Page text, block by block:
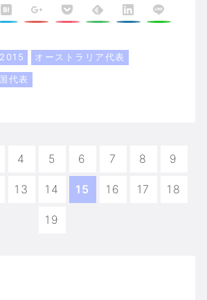
オーストラリア代表
代表
4 5 6 7 8 9
13 14 15 16 17 18
19